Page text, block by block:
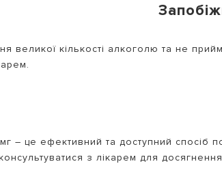
великої кількості алкоголю та не
– це ефективний та доступний спосіб
з лікарем для